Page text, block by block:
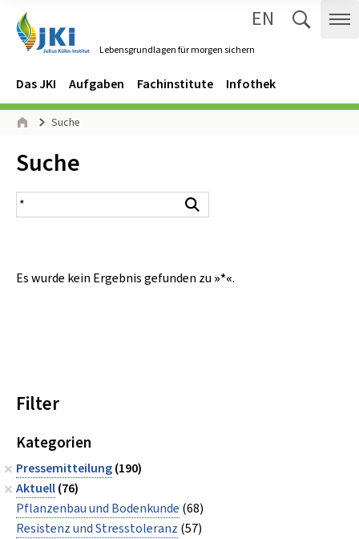
Lebensgrundlagen für morgen sichern
EN
Navigation
Hauptmenü
Das JKI Aufgaben Fachinstitute Infothek
Seitenpfad
Suche
Inhalt:
Suche
Suchergebnis
Es wurde kein Ergebnis gefunden zu »*«.
Filter
Kategorien
Pressemitteilung(190)
Aktuell(76)
Pflanzenbau und Bodenkunde (68)
Resistenz und Stresstoleranz (57)